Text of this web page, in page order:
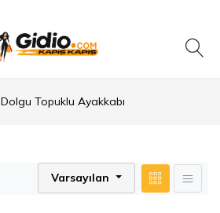
Dolgu Topuklu Ayakkabı
Varsayılan